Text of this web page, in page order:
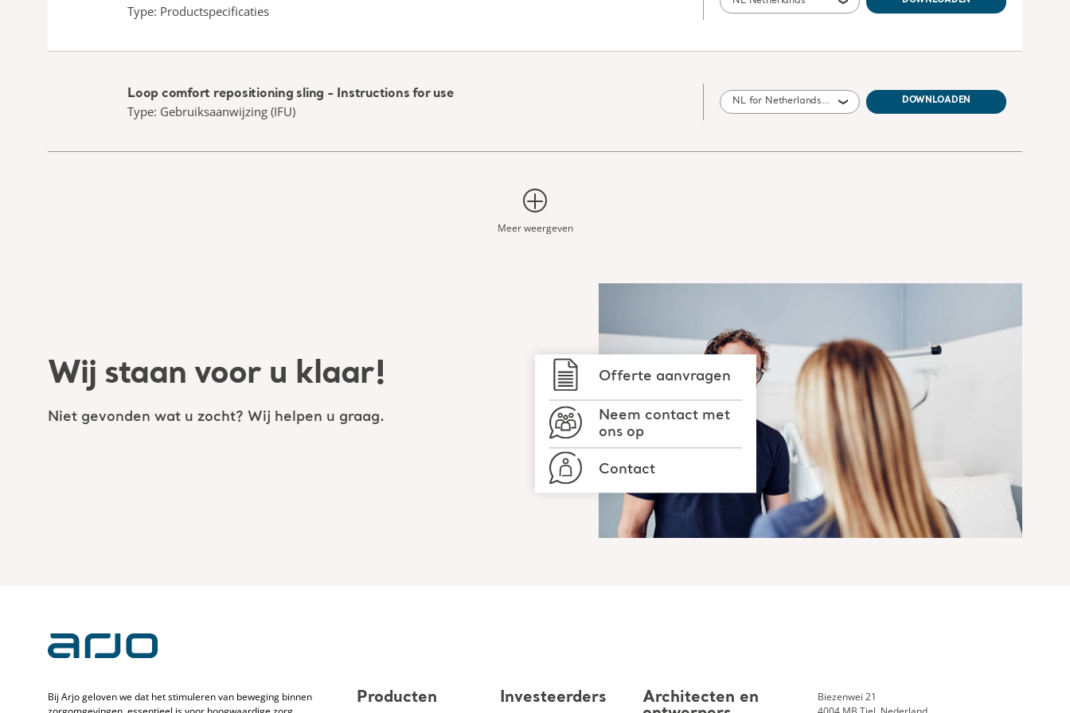
Type: Productspecificaties
Loop comfort repositioning sling - Instructions for use
Type: Gebruiksaanwijzing (IFU)
NL for Netherlands, Belgium DOWNLOADEN
Meer weergeven
Wij staan voor u klaar!
Niet gevonden wat u zocht? Wij helpen u graag.
Offerte aanvragen
Neem contact met
ons op
Contact
Bij Arjo geloven we dat het stimuleren van beweging binnen
Producten Investeerders
Architecten en
Biezenwei 21